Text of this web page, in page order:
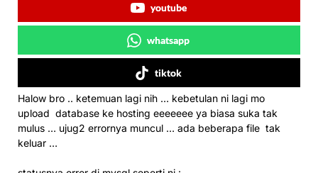
youtube
whatsapp
tiktok
Halow bro .. ketemuan lagi nih … kebetulan ni lagi mo
upload database ke hosting eeeeeee ya biasa suka tak
mulus … ujug2 errornya muncul … ada beberapa file tak
keluar …